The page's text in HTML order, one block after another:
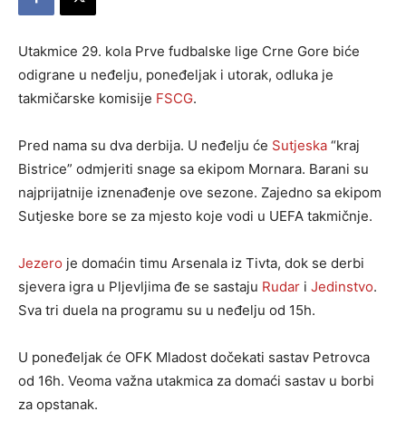
Utakmice 29. kola Prve fudbalske lige Crne Gore biće
odigrane u neđelju, poneđeljak i utorak, odluka je
takmičarske komisije FSCG.
Pred nama su dva derbija. U neđelju će Sutjeska “kraj
Bistrice” odmjeriti snage sa ekipom Mornara. Barani su
najprijatnije iznenađenje ove sezone. Zajedno sa ekipom
Sutjeske bore se za mjesto koje vodi u UEFA takmičnje.
Jezero je domaćin timu Arsenala iz Tivta, dok se derbi
sjevera igra u Pljevljima đe se sastaju Rudar i Jedinstvo.
Sva tri duela na programu su u neđelju od 15h.
U poneđeljak će OFK Mladost dočekati sastav Petrovca
od 16h. Veoma važna utakmica za domaći sastav u borbi
za opstanak.